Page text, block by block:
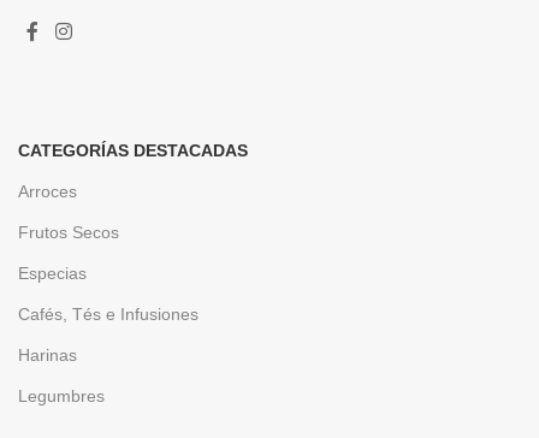
CATEGORÍAS DESTACADAS
Arroces
Frutos Secos
Especias
Cafés, Tés e Infusiones
Harinas
Legumbres